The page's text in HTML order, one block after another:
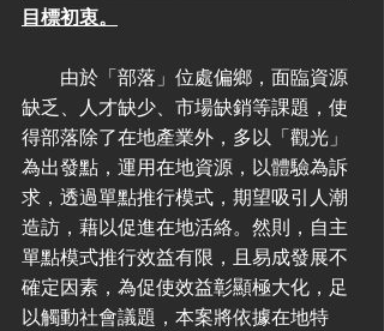
目標初衷。
由於「部落」位處偏鄉，面臨資源
缺乏、人才缺少、市場缺銷等課題，使
得部落除了在地產業外，多以「觀光」
為出發點，運用在地資源，以體驗為訴
求，透過單點推行模式，期望吸引人潮
造訪，藉以促進在地活絡。然則，自主
單點模式推行效益有限，且易成發展不
確定因素，為促使效益彰顯極大化，足
以觸動社會議題，本案將依據在地特